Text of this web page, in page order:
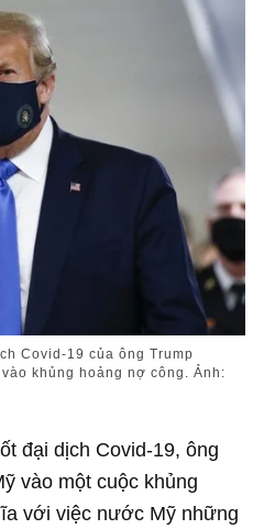
Covid-19 của ông Trump
khủng hoảng nợ công. Ảnh:
đại dịch Covid-19, ông
vào một cuộc khủng
với việc nước Mỹ những